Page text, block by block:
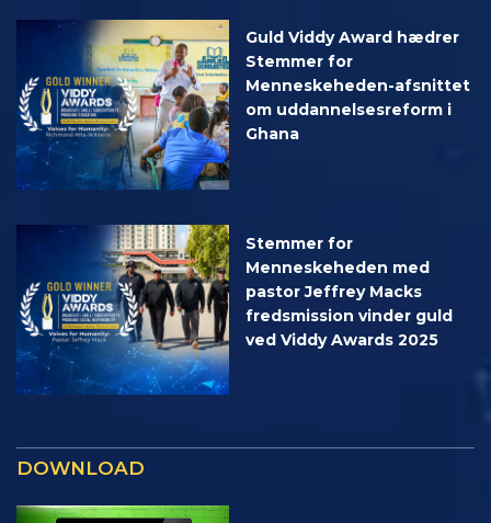
Guld Viddy Award hædrer
Stemmer for
Menneskeheden-afsnittet
om uddannelsesreform i
Ghana
Stemmer for
Menneskeheden med
pastor Jeffrey Macks
fredsmission vinder guld
ved Viddy Awards 2025
DOWNLOAD